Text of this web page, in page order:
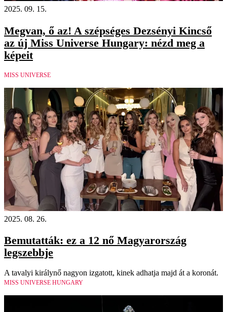
2025. 09. 15.
Megvan, ő az! A szépséges Dezsényi Kincső
az új Miss Universe Hungary: nézd meg a
képeit
MISS UNIVERSE
2025. 08. 26.
Bemutatták: ez a 12 nő Magyarország
legszebbje
A tavalyi királynő nagyon izgatott, kinek adhatja majd át a koronát.
MISS UNIVERSE HUNGARY